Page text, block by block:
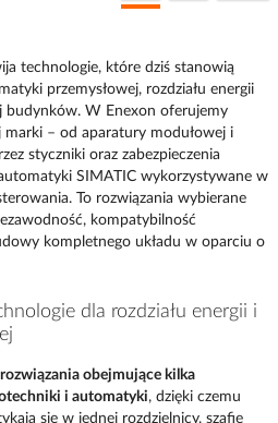
technologie, które dziś stanowią
przemysłowej, rozdziału energii
W Enexon oferujemy
– od aparatury modułowej i
styczniki oraz zabezpieczenia
SIMATIC wykorzystywane w
To rozwiązania wybierane
kompatybilność
kompletnego układu w oparciu o
dla rozdziału energii i
rozwiązania obejmujące kilka
i automatyki, dzięki czemu
się w jednej rozdzielnicy, szafie